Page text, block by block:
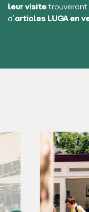
leur visitetrouveront
d’articles LUGA en